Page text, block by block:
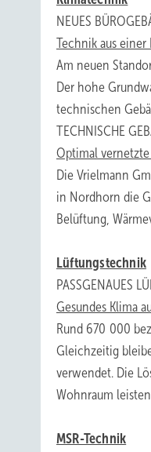
NEUES
Technik aus einer
Am neuen
Der hohe
technischen
TECHNISCHE
Optimal
Die Vrielmann
in Nordhorn die
Belüftung,
Lüftungstechnik
PASSGENAUES
Gesundes Klima
Rund 670 000
Gleichzeitig
verwendet. Die
Wohnraum
MSR-Technik